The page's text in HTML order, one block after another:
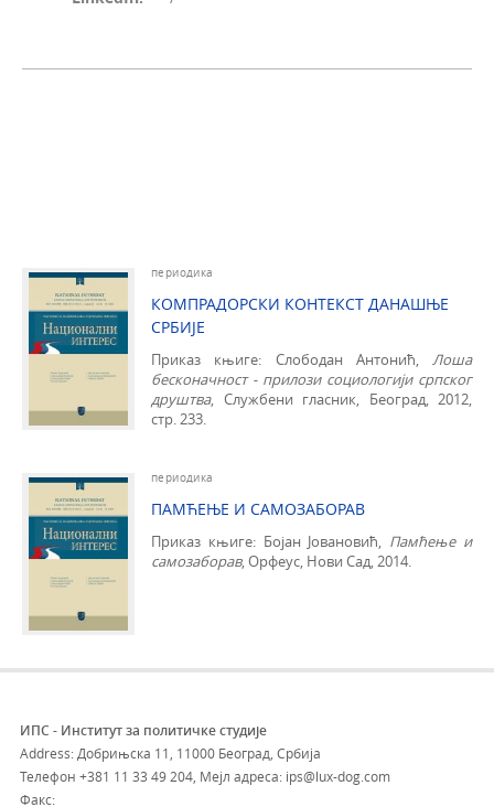
периодика
КОМПРАДОРСКИ КОНТЕКСТ ДАНАШЊЕ
СРБИЈЕ
Приказ књиге: Слободан Антонић, Лоша
бесконачност - прилози социологији српског
друштва, Службени гласник, Београд, 2012,
стр. 233.
периодика
ПАМЋЕЊЕ И САМОЗАБОРАВ
Приказ књиге: Бојан Јовановић, Памћење и
самозаборав, Орфеус, Нови Сад, 2014.
ИПС - Институт за политичке студије
Address: Добрињска 11, 11000 Београд, Србија
Телефон +381 11 33 49 204 Мејл адреса: ips@lux-dog.com
Факс: